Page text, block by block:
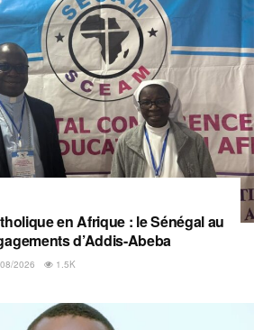
en Afrique : le Sénégal au
d’Addis-Abeba
2026 1.5K